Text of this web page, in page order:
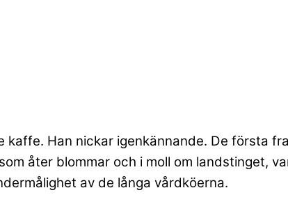
Han nickar igenkännande. De första
åter blommar och i moll om landstinget,
av de långa vårdköerna.